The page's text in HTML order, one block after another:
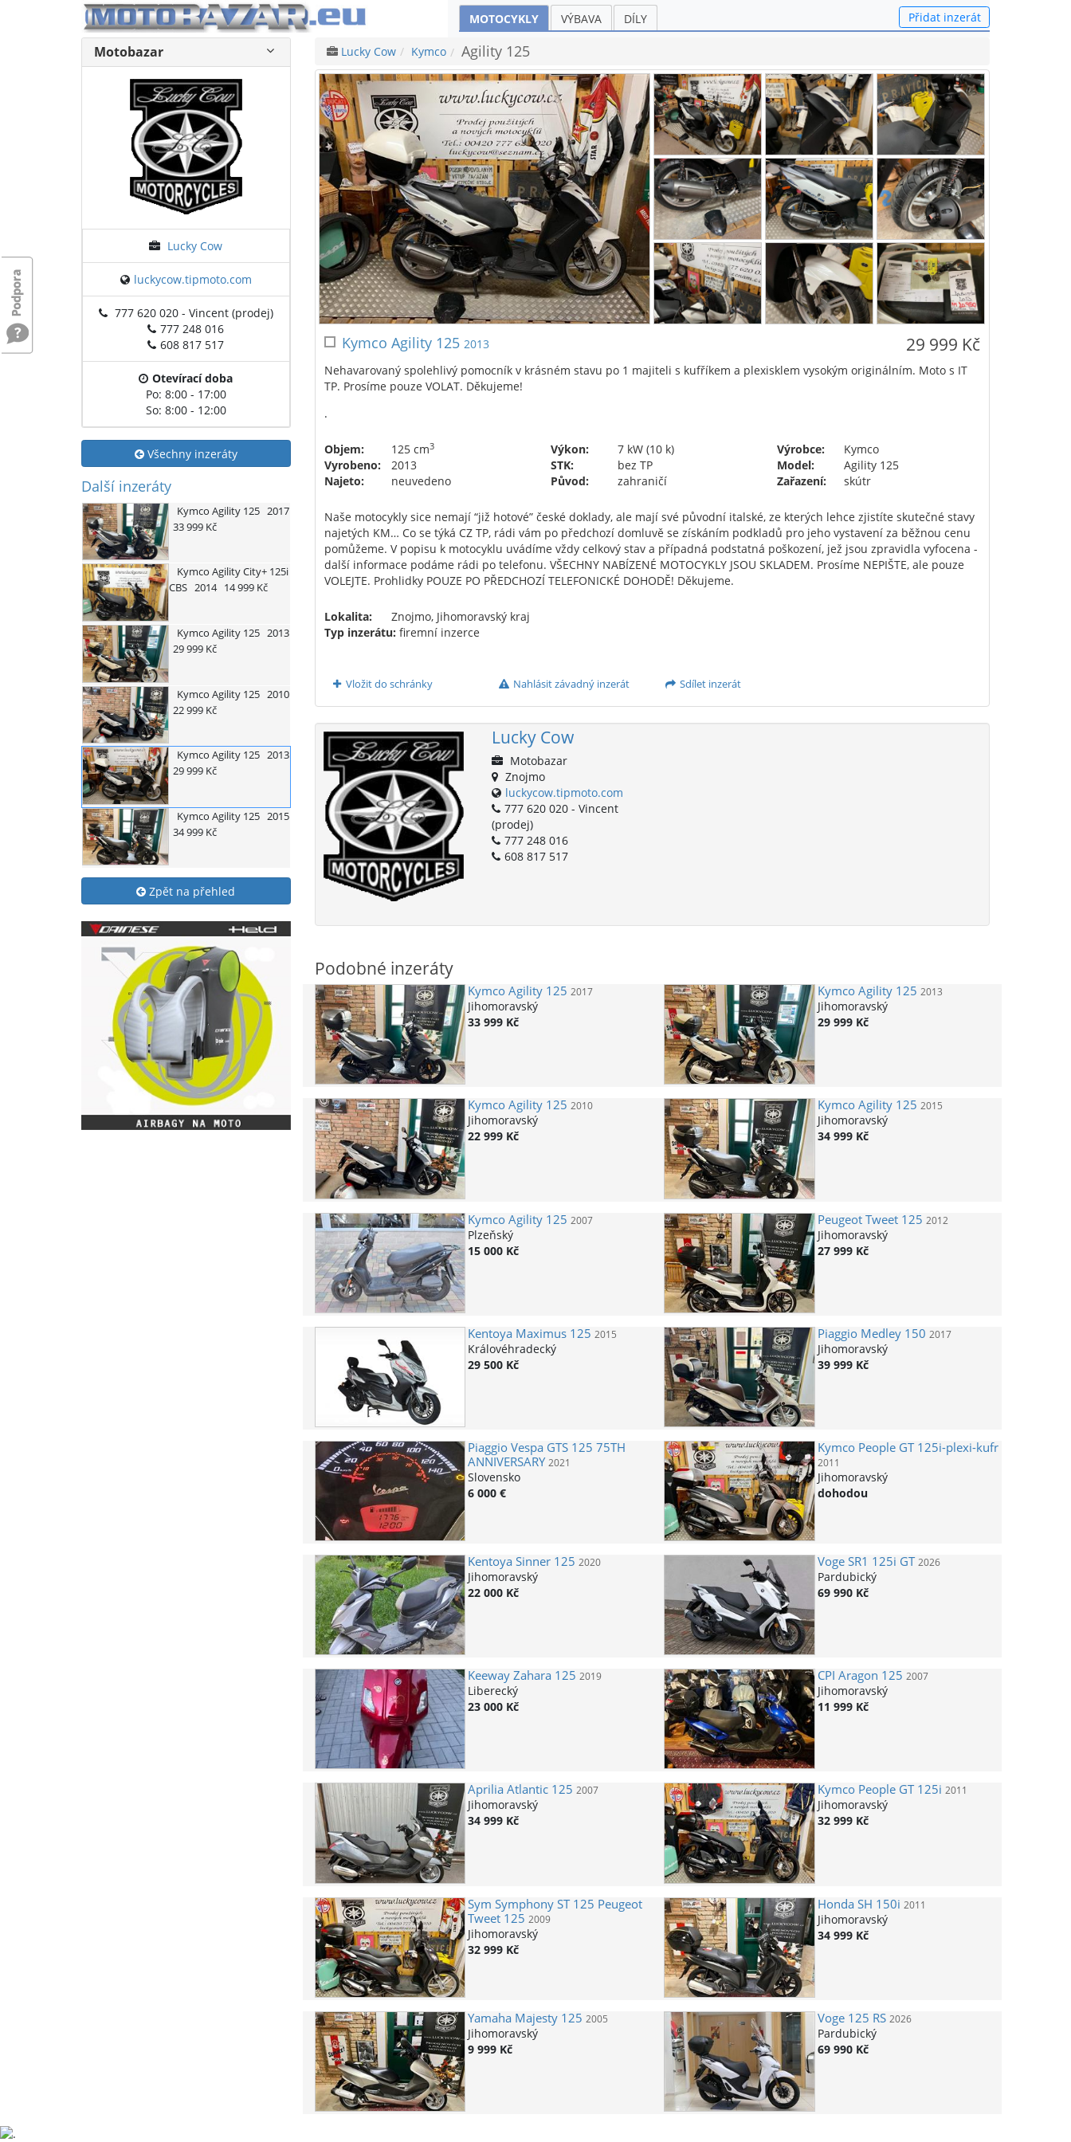
MOTOCYKLY VÝBAVA DÍLY Přidat inzerát
Motobazar
Lucky Cow
luckycow.tipmoto.com
777 620 020 - Vincent (prodej)
777 248 016
608 817 517
Otevírací doba
Po: 8:00 - 17:00
So: 8:00 - 12:00
Všechny inzeráty
Další inzeráty
Kymco Agility 125 2017
33 999 Kč
Kymco Agility City+ 125i
CBS 2014 14 999 Kč
Kymco Agility 125 2013
29 999 Kč
Kymco Agility 125 2010
22 999 Kč
Kymco Agility 125 2013
29 999 Kč
Kymco Agility 125 2015
34 999 Kč
Zpět na přehled
Lucky Cow Kymco Agility 125
29 999 Kč
Kymco Agility 125 2013
Nehavarovaný spolehlivý pomocník v krásném stavu po 1 majiteli s kufříkem a plexisklem vysokým originálním. Moto s IT
TP. Prosíme pouze VOLAT. Děkujeme!
.
Objem: 125 cm3
Vyrobeno:
2013
Najeto:
neuvedeno
Výkon:
7 kW (10 k)
STK:
bez TP
Původ:
zahraničí
Výrobce:
Kymco
Model:
Agility 125
Zařazení:
skútr
Naše motocykly sice nemají “již hotové” české doklady, ale mají své původní italské, ze kterých lehce zjistíte skutečné stavy
najetých KM… Co se týká CZ TP, rádi vám po předchozí domluvě se získáním podkladů pro jeho vystavení za běžnou cenu
pomůžeme. V popisu k motocyklu uvádíme vždy celkový stav a případná podstatná poškození, jež jsou zpravidla vyfocena -
další informace podáme rádi po telefonu. VŠECHNY NABÍZENÉ MOTOCYKLY JSOU SKLADEM. Prosíme NEPIŠTE, ale pouze
VOLEJTE. Prohlidky POUZE PO PŘEDCHOZÍ TELEFONICKÉ DOHODĚ! Děkujeme.
Lokalita:
Znojmo, Jihomoravský kraj
Typ inzerátu: firemní inzerce
Vložit do schránky Nahlásit závadný inzerát Sdílet inzerát
Lucky Cow
Motobazar
Znojmo
luckycow.tipmoto.com
777 620 020 - Vincent
(prodej)
777 248 016
608 817 517
Podobné inzeráty
KymcoAgility 125 2017
Jihomoravský
33 999 Kč
KymcoAgility 125 2013
Jihomoravský
29 999 Kč
KymcoAgility 125 2010
Jihomoravský
22 999 Kč
KymcoAgility 125 2015
Jihomoravský
34 999 Kč
KymcoAgility 125 2007
Plzeňský
15 000 Kč
PeugeotTweet 125 2012
Jihomoravský
27 999 Kč
Kentoya Maximus 125 2015
Královéhradecký
29 500 Kč
Piaggio Medley 150 2017
Jihomoravský
39 999 Kč
PiaggioVespa GTS 125 75TH
ANNIVERSARY2021
Slovensko
6 000 €
Kymco People GT 125i-plexi-kufr
2011
Jihomoravský
dohodou
KentoyaSinner 125 2020
Jihomoravský
22 000 Kč
VogeSR1 125i GT 2026
Pardubický
69 990 Kč
KeewayZahara 125 2019
Liberecký
23 000 Kč
CPI Aragon 125 2007
Jihomoravský
11 999 Kč
ApriliaAtlantic 125 2007
Jihomoravský
34 999 Kč
Kymco People GT 125i 2011
Jihomoravský
32 999 Kč
Sym Symphony ST 125 Peugeot
Tweet 125 2009
Jihomoravský
32 999 Kč
HondaSH 150i 2011
Jihomoravský
34 999 Kč
Yamaha Majesty 125 2005
Jihomoravský
9 999 Kč
Voge 125 RS 2026
Pardubický
69 990 Kč